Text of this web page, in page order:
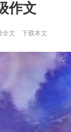
作文
全文 下载本文